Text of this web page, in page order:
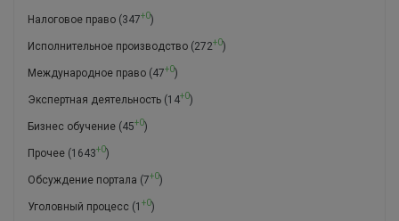
Налоговое право (347+0)
Исполнительное производство (272+0)
Международное право (47+0)
Экспертная деятельность (14+0)
Бизнес обучение (45+0)
Прочее (1643+0)
Обсуждение портала (7+0)
Уголовный процесс (1 +0)